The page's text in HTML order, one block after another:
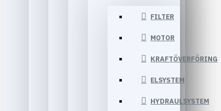
FILTER
MOTOR
KRAFTÖVERFÖRING
ELSYSTEM
HYDRAULSYSTEM